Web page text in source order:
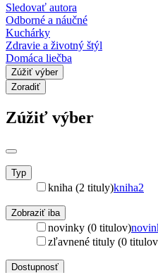
Sledovať autora
Odborné a náučné
Kuchárky
Zdravie a životný štýl
Domáca liečba
Zúžiť výber
Zoradiť
Zúžiť výber
Typ
kniha (2 tituly)kniha2
Zobraziť iba
novinky (0 titulov)
zľavnené tituly (0
Dostupnosť